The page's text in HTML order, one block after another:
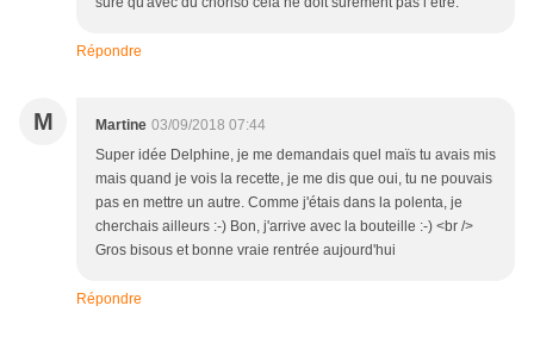
Répondre
M Martine 03/09/2018 07:44
Super idée Delphine, je me demandais quel maïs tu avais mis
mais quand je vois la recette, je me dis que oui, tu ne pouvais
pas en mettre un autre. Comme j'étais dans la polenta, je
cherchais ailleurs :-) Bon, j'arrive avec la bouteille :-) <br />
Gros bisous et bonne vraie rentrée aujourd'hui
Répondre